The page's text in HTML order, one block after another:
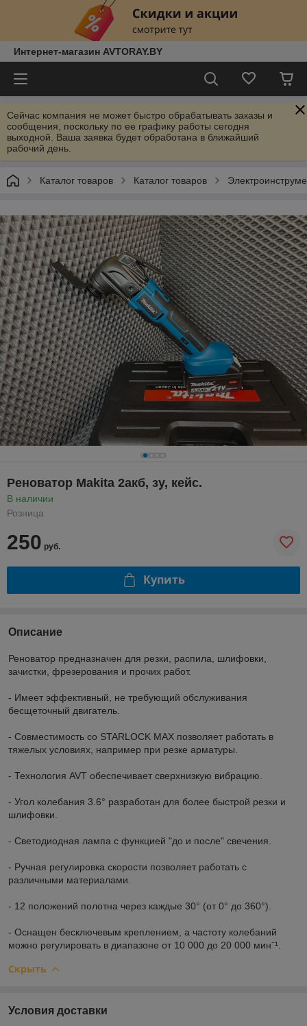
Интернет-магазин AVTORAY.BY
Сейчас компания не может быстро обрабатывать заказы и
сообщения, поскольку по ее графику работы сегодня
выходной. Ваша заявка будет обработана в ближайший
рабочий день.
Каталог товаров Каталог товаров
Реноватор Makita 2акб, зу, кейс.
В наличии
Розница
250 руб.
Купить
Описание
Реноватор предназначен для резки, распила, шлифовки,
зачистки, фрезерования и прочих работ.
- Имеет эффективный, не требующий обслуживания
бесщеточный двигатель.
- Совместимость со STARLOCK MAX позволяет работать в
тяжелых условиях, например при резке арматуры.
- Технология AVT обеспечивает сверхнизкую вибрацию.
- Угол колебания 3.6° разработан для более быстрой резки и
шлифовки.
- Светодиодная лампа с функцией "до и после" свечения.
- Ручная регулировка скорости позволяет работать с
различными материалами.
- 12 положений полотна через каждые 30° (от 0° до 360°).
- Оснащен бесключевым креплением, а частоту колебаний
можно регулировать в диапазоне от 10 000 до 20 000 мин⁻¹.
Скрыть
Условия доставки